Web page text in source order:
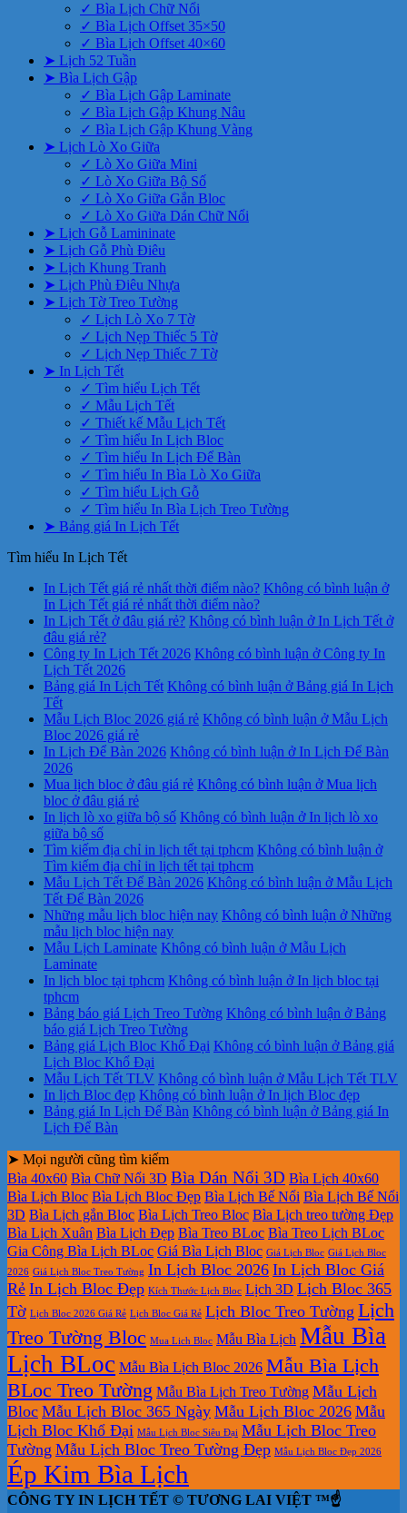
✓ Bìa Lịch Chữ Nổi
✓ Bìa Lịch Offset 35×50
✓ Bìa Lịch Offset 40×60
➤ Lịch 52 Tuần
➤ Bìa Lịch Gập
✓ Bìa Lịch Gập Laminate
✓ Bìa Lịch Gập Khung Nâu
✓ Bìa Lịch Gập Khung Vàng
➤ Lịch Lò Xo Giữa
✓ Lò Xo Giữa Mini
✓ Lò Xo Giữa Bộ Số
✓ Lò Xo Giữa Gắn Bloc
✓ Lò Xo Giữa Dán Chữ Nổi
➤ Lịch Gỗ Lamininate
➤ Lịch Gỗ Phù Điêu
➤ Lịch Khung Tranh
➤ Lịch Phù Điêu Nhựa
➤ Lịch Tờ Treo Tường
✓ Lịch Lò Xo 7 Tờ
✓ Lịch Nẹp Thiếc 5 Tờ
✓ Lịch Nẹp Thiếc 7 Tờ
➤ In Lịch Tết
✓ Tìm hiểu Lịch Tết
✓ Mẫu Lịch Tết
✓ Thiết kế Mẫu Lịch Tết
✓ Tìm hiểu In Lịch Bloc
✓ Tìm hiểu In Lịch Để Bàn
✓ Tìm hiểu In Bìa Lò Xo Giữa
✓ Tìm hiểu Lịch Gỗ
✓ Tìm hiểu In Bìa Lịch Treo Tường
➤ Bảng giá In Lịch Tết
Tìm hiểu In Lịch Tết
In Lịch Tết giá rẻ nhất thời điểm nào? Không có bình luận ở
In Lịch Tết giá rẻ nhất thời điểm nào?
In Lịch Tết ở đâu giá rẻ? Không có bình luận ở In Lịch Tết ở
đâu giá rẻ?
Công ty In Lịch Tết 2026 Không có bình luận ở Công ty In
Lịch Tết 2026
Bảng giá In Lịch Tết Không có bình luận ở Bảng giá In Lịch
Tết
Mẫu Lịch Bloc 2026 giá rẻ Không có bình luận ở Mẫu Lịch
Bloc 2026 giá rẻ
In Lịch Để Bàn 2026 Không có bình luận ở In Lịch Để Bàn
2026
Mua lịch bloc ở đâu giá rẻ Không có bình luận ở Mua lịch
bloc ở đâu giá rẻ
In lịch lò xo giữa bộ số Không có bình luận ở In lịch lò xo
giữa bộ số
Tìm kiếm địa chỉ in lịch tết tại tphcm Không có bình luận ở
Tìm kiếm địa chỉ in lịch tết tại tphcm
Mẫu Lịch Tết Để Bàn 2026 Không có bình luận ở Mẫu Lịch
Tết Để Bàn 2026
Những mẫu lịch bloc hiện nay Không có bình luận ở Những
mẫu lịch bloc hiện nay
Mẫu Lịch Laminate Không có bình luận ở Mẫu Lịch
Laminate
In lịch bloc tại tphcm Không có bình luận ở In lịch bloc tại
tphcm
Bảng báo giá Lịch Treo Tường Không có bình luận ở Bảng
báo giá Lịch Treo Tường
Bảng giá Lịch Bloc Khổ Đại Không có bình luận ở Bảng giá
Lịch Bloc Khổ Đại
Mẫu Lịch Tết TLV Không có bình luận ở Mẫu Lịch Tết TLV
In lịch Bloc đẹp Không có bình luận ở In lịch Bloc đẹp
Bảng giá In Lịch Để Bàn Không có bình luận ở Bảng giá In
Lịch Để Bàn
➤ Mọi người cũng tìm kiếm
Bìa 40x60 Bìa Chữ Nổi 3D Bìa Dán Nổi 3D Bìa Lịch 40x60
Bìa Lịch Bloc Bìa Lịch Bloc Đẹp Bìa Lịch Bế Nổi Bìa Lịch Bế Nổi
3D Bìa Lịch gắn Bloc Bìa Lịch Treo Bloc Bìa Lịch treo tường Đẹp
Bìa Lịch Xuân Bìa Lịch Đẹp Bìa Treo BLoc Bìa Treo Lịch BLoc
Gia Công Bìa Lịch BLoc Giá Bìa Lịch Bloc Giá Lịch Bloc Giá Lịch Bloc
2026 Giá Lịch Bloc Treo Tường In Lịch Bloc 2026 In Lịch Bloc Giá
Rẻ In Lịch Bloc Đẹp Kích Thước Lịch Bloc Lịch 3D Lịch Bloc 365
Tờ Lịch Bloc 2026 Giá Rẻ Lịch Bloc Giá Rẻ Lịch Bloc Treo Tường Lịch
Treo Tường Bloc Mua Lich Bloc Mẫu Bìa Lịch Mẫu Bìa
Lịch BLoc Mẫu Bìa Lịch Bloc 2026 Mẫu Bìa Lịch
BLoc Treo Tường Mẫu Bìa Lịch Treo Tường Mẫu Lịch
Bloc Mẫu Lịch Bloc 365 Ngày Mẫu Lịch Bloc 2026 Mẫu
Lịch Bloc Khổ Đại Mẫu Lịch Bloc Siêu Đại Mẫu Lịch Bloc Treo
Tường Mẫu Lịch Bloc Treo Tường Đẹp Mẫu Lịch Bloc Đẹp 2026
Ép Kim Bìa Lịch
CÔNG TY IN LỊCH TẾT © TƯƠNG LAI VIỆT ™☝️